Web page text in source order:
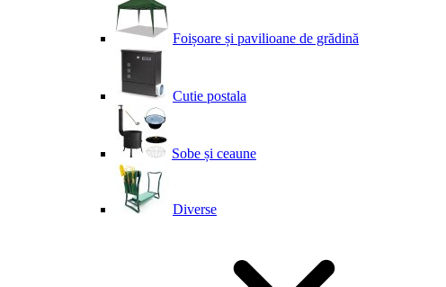
Foișoare și pavilioane de grădină
Cutie postala
Sobe și ceaune
Diverse